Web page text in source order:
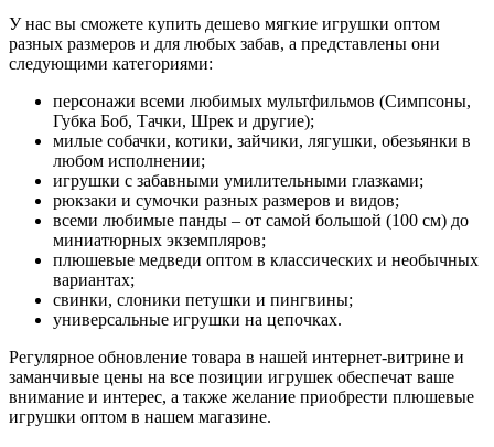
У нас вы сможете купить дешево мягкие игрушки оптом
разных размеров и для любых забав, а представлены они
следующими категориями:
персонажи всеми любимых мультфильмов (Симпсоны,
Губка Боб, Тачки, Шрек и другие);
милые собачки, котики, зайчики, лягушки, обезьянки в
любом исполнении;
игрушки с забавными умилительными глазками;
рюкзаки и сумочки разных размеров и видов;
всеми любимые панды – от самой большой (100 см) до
миниатюрных экземпляров;
плюшевые медведи оптом в классических и необычных
вариантах;
свинки, слоники петушки и пингвины;
универсальные игрушки на цепочках.
Регулярное обновление товара в нашей интернет-витрине и
заманчивые цены на все позиции игрушек обеспечат ваше
внимание и интерес, а также желание приобрести плюшевые
игрушки оптом в нашем магазине.